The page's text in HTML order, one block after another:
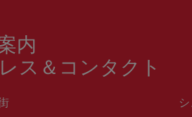
内
ス＆コンタクト